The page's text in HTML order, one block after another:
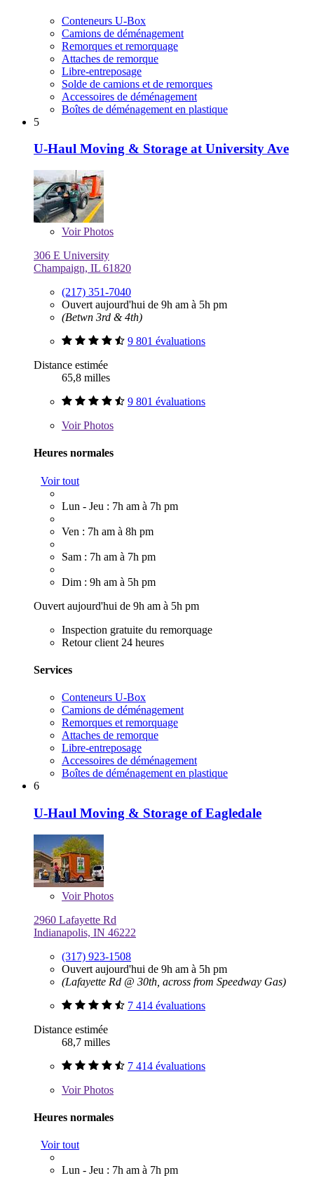
Conteneurs U-Box
Camions de déménagement
Remorques et remorquage
Attaches de remorque
Libre-entreposage
Solde de camions et de remorques
Accessoires de déménagement
Boîtes de déménagement en plastique
5
U-Haul Moving & Storage at University Ave
VoirPhotos
306 E University
Champaign, IL 61820
(217) 351-7040
Ouvert aujourd'hui de 9h am à 5h pm
(Betwn 3rd & 4th)
9 801 évaluations
Distance estimée
65,8 milles
9 801 évaluations
VoirPhotos
Heures normales
Voir tout
Lun - Jeu : 7h am à 7h pm
Ven : 7h am à 8h pm
Sam : 7h am à 7h pm
Dim : 9h am à 5h pm
Ouvert aujourd'hui de 9h am à 5h pm
Inspection gratuite du remorquage
Retour client 24 heures
Services
Conteneurs U-Box
Camions de déménagement
Remorques et remorquage
Attaches de remorque
Libre-entreposage
Accessoires de déménagement
Boîtes de déménagement en plastique
6
U-Haul Moving & Storage of Eagledale
VoirPhotos
2960 Lafayette Rd
Indianapolis, IN 46222
(317) 923-1508
Ouvert aujourd'hui de 9h am à 5h pm
(Lafayette Rd @ 30th, across from Speedway Gas)
7 414 évaluations
Distance estimée
68,7 milles
7 414 évaluations
VoirPhotos
Heures normales
Voir tout
Lun - Jeu : 7h am à 7h pm